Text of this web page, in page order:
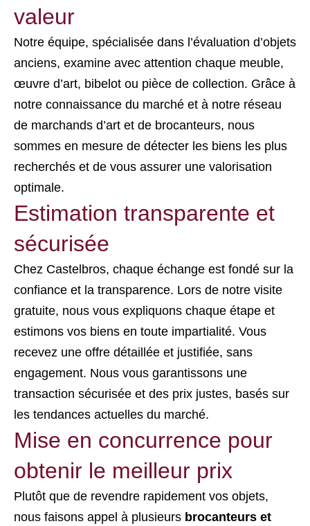
valeur
Notre équipe, spécialisée dans l’évaluation d’objets
anciens, examine avec attention chaque meuble,
œuvre d’art, bibelot ou pièce de collection. Grâce à
notre connaissance du marché et à notre réseau
de marchands d’art et de brocanteurs, nous
sommes en mesure de détecter les biens les plus
recherchés et de vous assurer une valorisation
optimale.
Estimation transparente et
sécurisée
Chez Castelbros, chaque échange est fondé sur la
confiance et la transparence. Lors de notre visite
gratuite, nous vous expliquons chaque étape et
estimons vos biens en toute impartialité. Vous
recevez une offre détaillée et justifiée, sans
engagement. Nous vous garantissons une
transaction sécurisée et des prix justes, basés sur
les tendances actuelles du marché.
Mise en concurrence pour
obtenir le meilleur prix
Plutôt que de revendre rapidement vos objets,
nous faisons appel à plusieurs brocanteurs et